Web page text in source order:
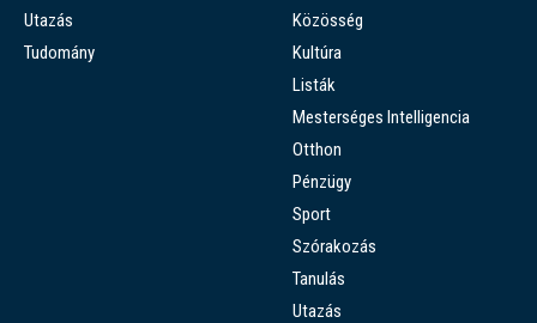
Utazás
Tudomány
Közösség
Kultúra
Listák
Mesterséges Intelligencia
Otthon
Pénzügy
Sport
Szórakozás
Tanulás
Utazás